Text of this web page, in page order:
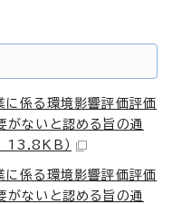
係る環境影響評価評価
がないと認める旨の通
13.8KB）
係る環境影響評価評価
がないと認める旨の通